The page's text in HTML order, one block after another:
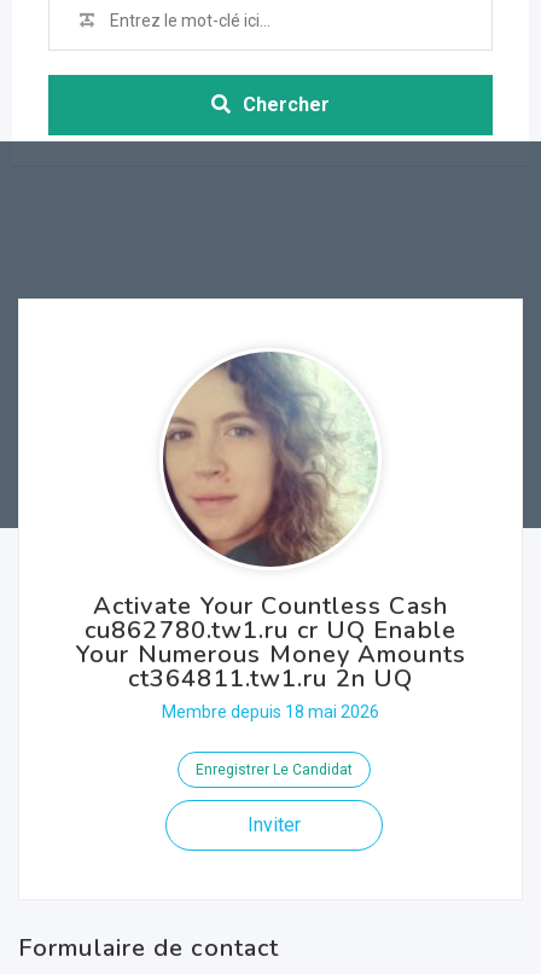
Chercher
Activate Your Countless Cash
cu862780.tw1.ru cr UQ Enable
Your Numerous Money Amounts
ct364811.tw1.ru 2n UQ
Membre depuis 18 mai 2026
Enregistrer Le Candidat
Inviter
Formulaire de contact